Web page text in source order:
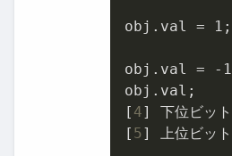
obj.val = 1 ;
obj.val =
-1
obj.val;
[ 4] 下位ビット
[ 5] 上位ビット